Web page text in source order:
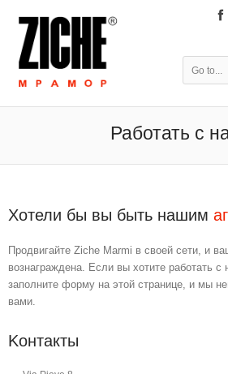
Работать с
Хотели бы вы быть нашим
Продвигайте Ziche Marmi в своей сети, и
вознаграждена. Если вы хотите работать с
заполните форму на этой странице, и мы
вами.
Kонтакты